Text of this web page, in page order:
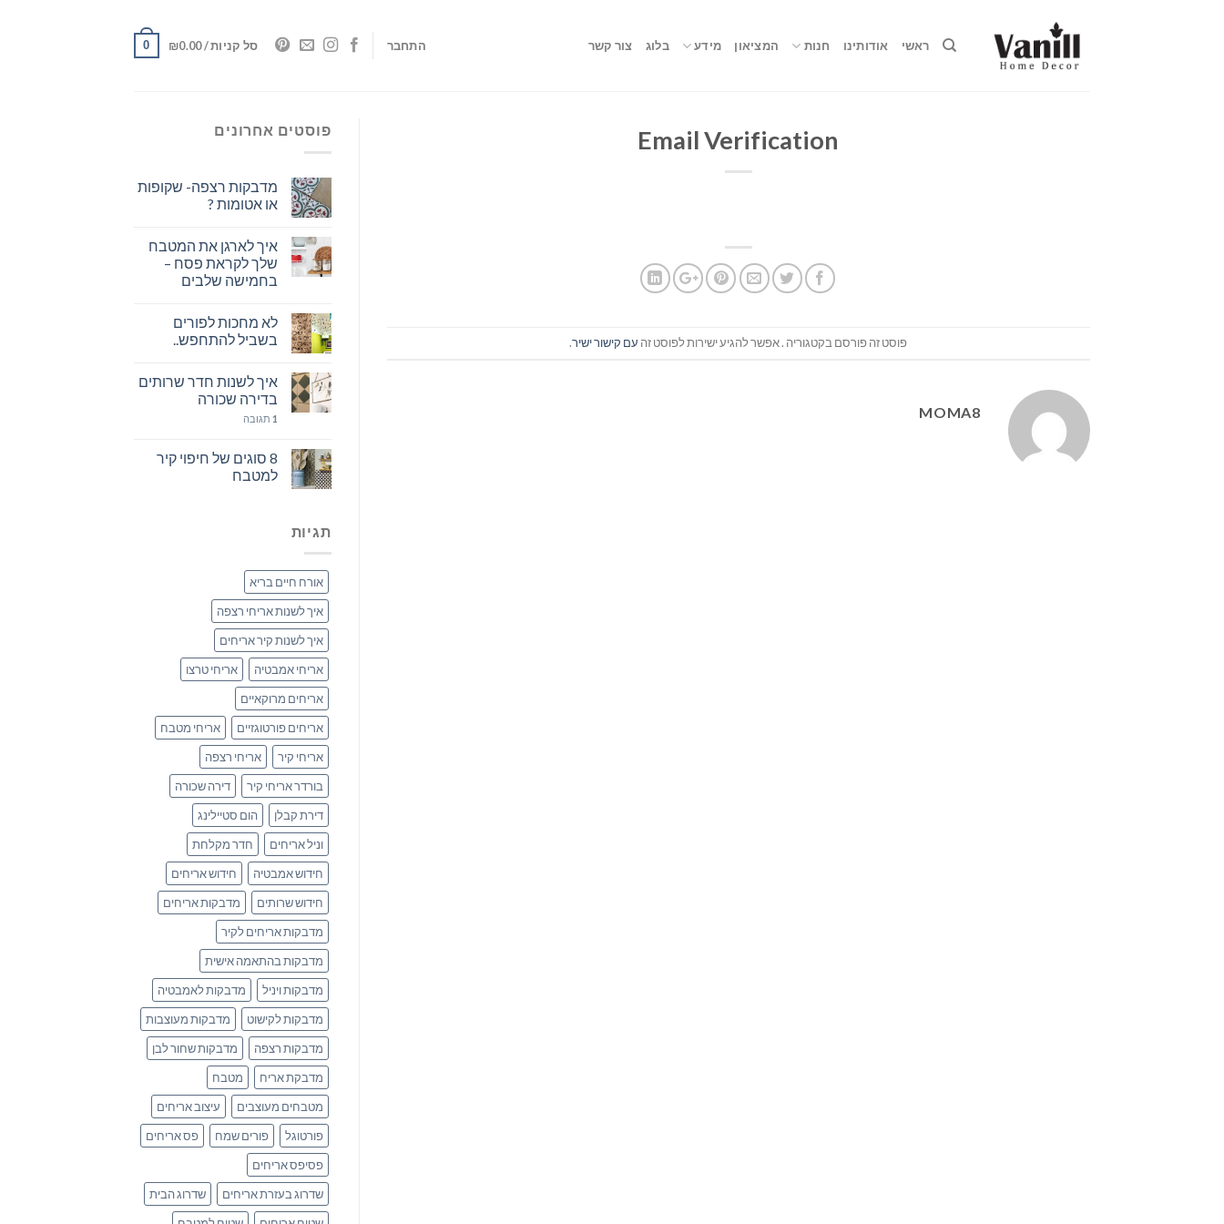
ראשי אודותינו חנות המציאון מידע בלוג צור קשר התחבר סל קניות / ₪0.00
0
Email Verification
פוסט זה פורסם בקטגוריה . אפשר להגיע ישירות לפוסט זה עם קישור ישיר.
MOMA8
פוסטים אחרונים
מדבקות רצפה- שקופות
או אטומות ?
איך לארגן את המטבח
שלך לקראת פסח –
בחמישה שלבים
לא מחכות לפורים
בשביל להתחפש..
איך לשנות חדר שרותים
בדירה שכורה
1 תגובה
8 סוגים של חיפוי קיר
למטבח
תגיות
אורח חיים בריא
איך לשנות אריחי רצפה
איך לשנות קיר אריחים
אריחי אמבטיה
אריחי טרצו
אריחים מרוקאיים
אריחים פורטוגזיים
אריחי מטבח
אריחי קיר
אריחי רצפה
בורדר אריחי קיר
דירה שכורה
דירת קבלן
הום סטיילינג
וניל אריחים
חדר מקלחת
חידוש אמבטיה
חידוש אריחים
חידוש שרותים
מדבקות אריחים
מדבקות אריחים לקיר
מדבקות בהתאמה אישית
מדבקות ויניל
מדבקות לאמבטיה
מדבקות לקישוט
מדבקות מעוצבות
מדבקות רצפה
מדבקות שחור לבן
מדבקת אריח
מטבח
מטבחים מעוצבים
עיצוב אריחים
פורטוגל
פורים שמח
פס אריחים
פסיפס אריחים
שדרוג בעזרת אריחים
שדרוג הבית